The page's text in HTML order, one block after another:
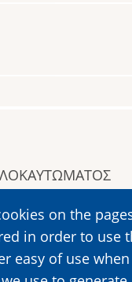
on the
in order to use
easy of use when